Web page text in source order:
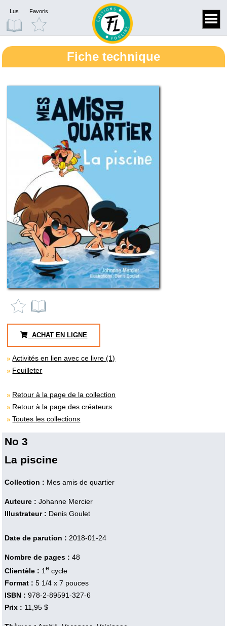
Lus Favoris
Fiche technique
ACHAT EN LIGNE
Activités en lien avec ce livre (1)
Feuilleter
Retour à la page de la collection
Retour à la page des créateurs
Toutes les collections
No 3
La piscine
Collection : Mes amis de quartier
Auteure : Johanne Mercier
Illustrateur : Denis Goulet
Date de parution : 2018-01-24
Nombre de pages : 48
Clientèle : 1 e cycle
Format : 5 1/4 x 7 pouces
ISBN : 978-2-89591-327-6
Prix : 11,95 $